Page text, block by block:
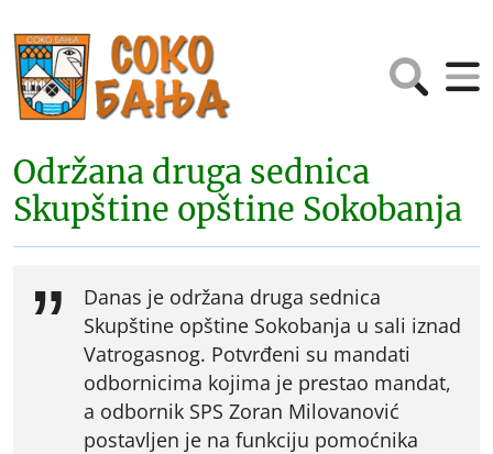
Održana druga sednica
Skupštine opštine Sokobanja
Danas je održana druga sednica
Skupštine opštine Sokobanja u sali iznad
Vatrogasnog. Potvrđeni su mandati
odbornicima kojima je prestao mandat,
a odbornik SPS Zoran Milovanović
postavljen je na funkciju pomoćnika